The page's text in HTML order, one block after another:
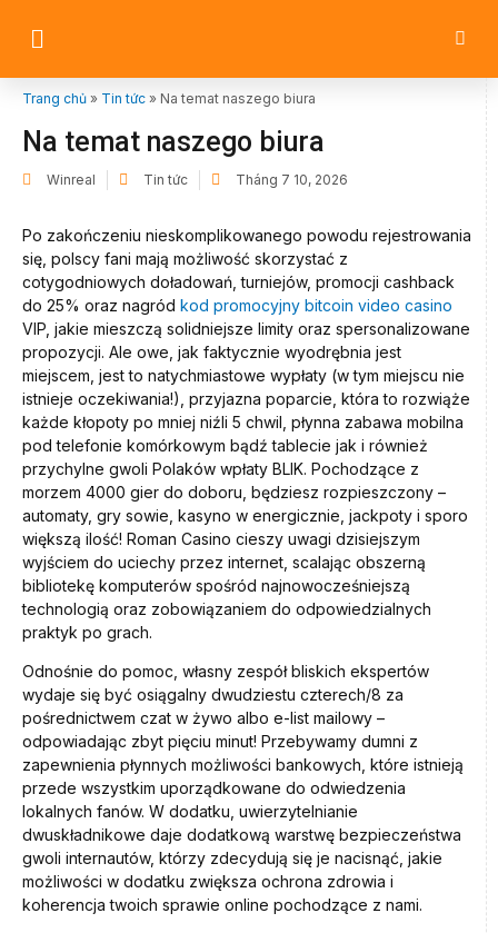
Trang chủ » Tin tức » Na temat naszego biura
Na temat naszego biura
Winreal Tin tức Tháng 7 10, 2026
Po zakończeniu nieskomplikowanego powodu rejestrowania
się, polscy fani mają możliwość skorzystać z
cotygodniowych doładowań, turniejów, promocji cashback
do 25% oraz nagród kod promocyjny bitcoin video casino
VIP, jakie mieszczą solidniejsze limity oraz spersonalizowane
propozycji. Ale owe, jak faktycznie wyodrębnia jest
miejscem, jest to natychmiastowe wypłaty (w tym miejscu nie
istnieje oczekiwania!), przyjazna poparcie, która to rozwiąże
każde kłopoty po mniej niźli 5 chwil, płynna zabawa mobilna
pod telefonie komórkowym bądź tablecie jak i również
przychylne gwoli Polaków wpłaty BLIK. Pochodzące z
morzem 4000 gier do doboru, będziesz rozpieszczony –
automaty, gry sowie, kasyno w energicznie, jackpoty i sporo
większą ilość! Roman Casino cieszy uwagi dzisiejszym
wyjściem do uciechy przez internet, scalając obszerną
bibliotekę komputerów spośród najnowocześniejszą
technologią oraz zobowiązaniem do odpowiedzialnych
praktyk po grach.
Odnośnie do pomoc, własny zespół bliskich ekspertów
wydaje się być osiągalny dwudziestu czterech/8 za
pośrednictwem czat w żywo albo e-list mailowy –
odpowiadając zbyt pięciu minut! Przebywamy dumni z
zapewnienia płynnych możliwości bankowych, które istnieją
przede wszystkim uporządkowane do odwiedzenia
lokalnych fanów. W dodatku, uwierzytelnianie
dwuskładnikowe daje dodatkową warstwę bezpieczeństwa
gwoli internautów, którzy zdecydują się je nacisnąć, jakie
możliwości w dodatku zwiększa ochrona zdrowia i
koherencja twoich sprawie online pochodzące z nami.